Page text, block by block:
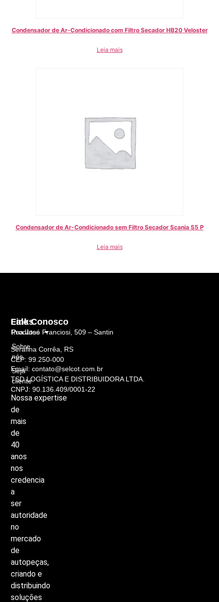
Condensador de Ar-Condicionado com Filtro Secador HB20 Veloster
Leia mais
Condensador de Ar-Condicionado sem Filtro Secador Scania S5 P
Leia mais
Nossaexpertise
de
mais
de
40
anos
nos
credencia
a
ser
autoridade
no
mercado
de
autopeças,
criando e
distribuindo
soluções
Links
Produtos
Sobre
nós
Seja
cliente
Fale Conosco
Rua José Franciosi, 509 – Santin
Serafina Corrêa, RS
CEP: 99.250-000
Email: contato@selcot.com.br
TSD LOGÍSTICA E DISTRIBUIDORA LTDA.
CNPJ: 90.136.409/0001-22